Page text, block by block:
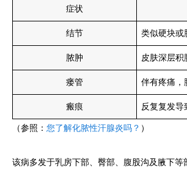
症状
结节 类似硬块或
脓肿 皮肤深层积
瘘管 伴有疼痛，
瘢痕 反复复发
（参照： 您了解化脓性汗腺炎吗？ ）
该病多发于乳房下部、臀部、腹股沟及腋下等